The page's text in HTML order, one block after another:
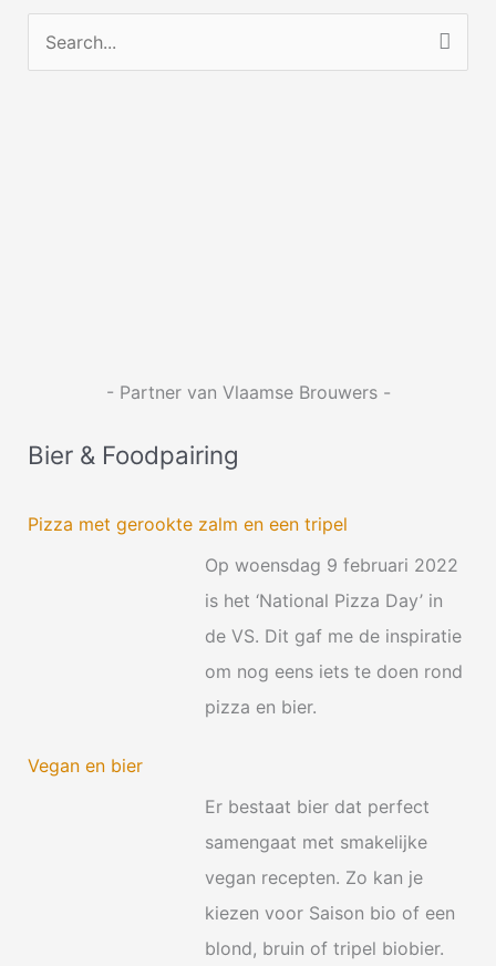
o
- Partner van Vlaamse Brouwers -
Bier & Foodpairing
Pizza met gerookte zalm en een tripel
Op woensdag 9 februari 2022
is het ‘National Pizza Day’ in
de VS. Dit gaf me de inspiratie
om nog eens iets te doen rond
pizza en bier.
Vegan en bier
Er bestaat bier dat perfect
samengaat met smakelijke
vegan recepten. Zo kan je
kiezen voor Saison bio of een
blond, bruin of tripel biobier.